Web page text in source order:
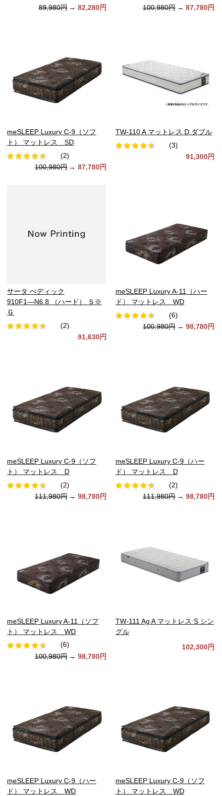
89,980円 → 82,280円 100,980円 → 87,780円
meSLEEP Luxury C-9（ソフ
ト） マットレス SD
(2)
100,980円 → 87,780円
TW-110 A マットレス D ダブル
(3)
91,300円
サータ ぺディック
910F1―N6.8 （ハード） Ｓ※
Ｇ
(2)
91,630円
meSLEEP Luxury A-11（ハー
ド） マットレス WD
(6)
100,980円 → 98,780円
meSLEEP Luxury C-9（ソフ
ト） マットレス D
(2)
111,980円 → 98,780円
meSLEEP Luxury C-9（ハー
ド） マットレス D
(2)
111,980円 → 98,780円
meSLEEP Luxury A-11（ソフ
ト） マットレス WD
(6)
100,980円 → 98,780円
TW-111 Ag A マットレス S シン
グル
102,300円
meSLEEP Luxury C-9（ハー
ド） マットレス WD
meSLEEP Luxury C-9（ソフ
ト） マットレス WD